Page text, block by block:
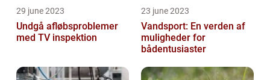
29 june 2023
Undgå afløbsproblemer
med TV inspektion
23 june 2023
Vandsport: En verden af
muligheder for
bådentusiaster